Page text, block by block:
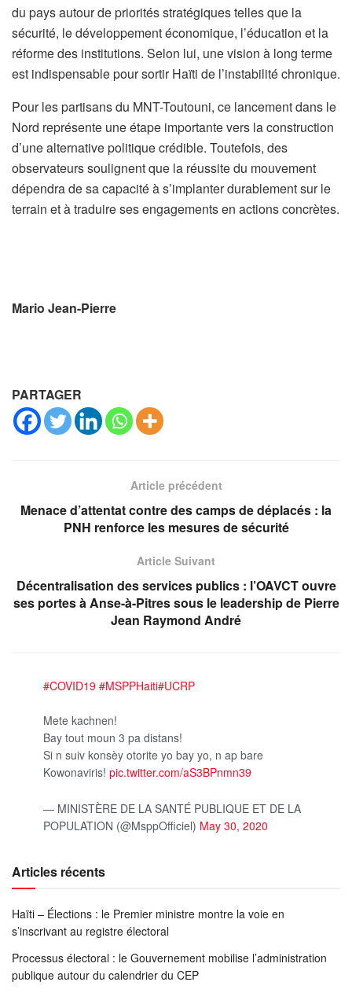
du pays autour de priorités stratégiques telles que la
sécurité, le développement économique, l’éducation et la
réforme des institutions. Selon lui, une vision à long terme
est indispensable pour sortir Haïti de l’instabilité chronique.
Pour les partisans du MNT-Toutouni, ce lancement dans le
Nord représente une étape importante vers la construction
d’une alternative politique crédible. Toutefois, des
observateurs soulignent que la réussite du mouvement
dépendra de sa capacité à s’implanter durablement sur le
terrain et à traduire ses engagements en actions concrètes.
Mario Jean-Pierre
PARTAGER
Article précédent
Menace d’attentat contre des camps de déplacés : la
PNH renforce les mesures de sécurité
Article Suivant
Décentralisation des services publics : l’OAVCT ouvre
ses portes à Anse-à-Pitres sous le leadership de Pierre
Jean Raymond André
#COVID19 #MSPPHaiti#UCRP
Mete kachnen!
Bay tout moun 3 pa distans!
Si n suiv konsèy otorite yo bay yo, n ap bare
Kowonaviris! pic.twitter.com/aS3BPnmn39
— MINISTÈRE DE LA SANTÉ PUBLIQUE ET DE LA
POPULATION (@MsppOfficiel) May 30, 2020
Articles récents
Haïti – Élections : le Premier ministre montre la voie en
s’inscrivant au registre électoral
Processus électoral : le Gouvernement mobilise l’administration
publique autour du calendrier du CEP